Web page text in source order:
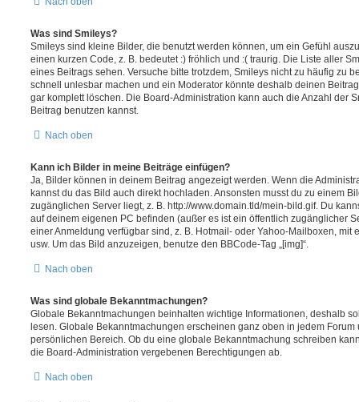
Was sind Smileys?
Smileys sind kleine Bilder, die benutzt werden können, um ein Gefühl
einen kurzen Code, z. B. bedeutet :) fröhlich und :( traurig. Die Liste aller
eines Beitrags sehen. Versuche bitte trotzdem, Smileys nicht zu häufig zu
schnell unlesbar machen und ein Moderator könnte deshalb deinen
gar komplett löschen. Die Board-Administration kann auch die Anzahl der
Beitrag benutzen kannst.
Nach oben
Kann ich Bilder in meine Beiträge einfügen?
Ja, Bilder können in deinem Beitrag angezeigt werden. Wenn die
kannst du das Bild auch direkt hochladen. Ansonsten musst du zu einem
zugänglichen Server liegt, z. B. http://www.domain.tld/mein-bild.gif. Du
auf deinem eigenen PC befinden (außer es ist ein öffentlich zugänglicher
einer Anmeldung verfügbar sind, z. B. Hotmail- oder Yahoo-Mailboxen, mit
usw. Um das Bild anzuzeigen, benutze den BBCode-Tag „[img]“.
Nach oben
Was sind globale Bekanntmachungen?
Globale Bekanntmachungen beinhalten wichtige Informationen, deshalb
lesen. Globale Bekanntmachungen erscheinen ganz oben in jedem
persönlichen Bereich. Ob du eine globale Bekanntmachung schreiben
die Board-Administration vergebenen Berechtigungen ab.
Nach oben